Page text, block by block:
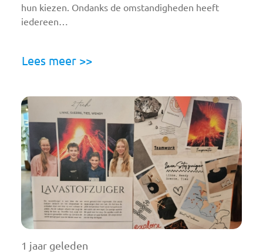
hun kiezen. Ondanks de omstandigheden heeft
iedereen…
Lees meer >>
1 jaar geleden